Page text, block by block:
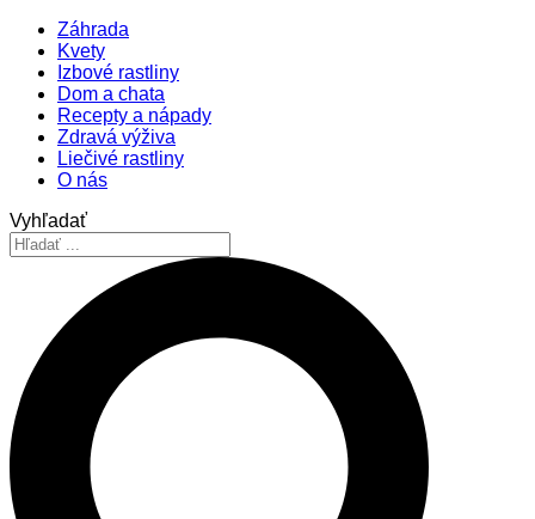
Záhrada
Kvety
Izbové rastliny
Dom a chata
Recepty a nápady
Zdravá výživa
Liečivé rastliny
O nás
Vyhľadať